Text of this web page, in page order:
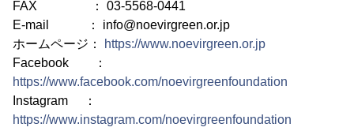
FAX ： 03-5568-0441
E-mail ： info@noevirgreen.or.jp
ホームページ：
https://www.noevirgreen.or.jp
Facebook ：
https://www.facebook.com/noevirgreenfoundation
Instagram ：
https://www.instagram.com/noevirgreenfoundation